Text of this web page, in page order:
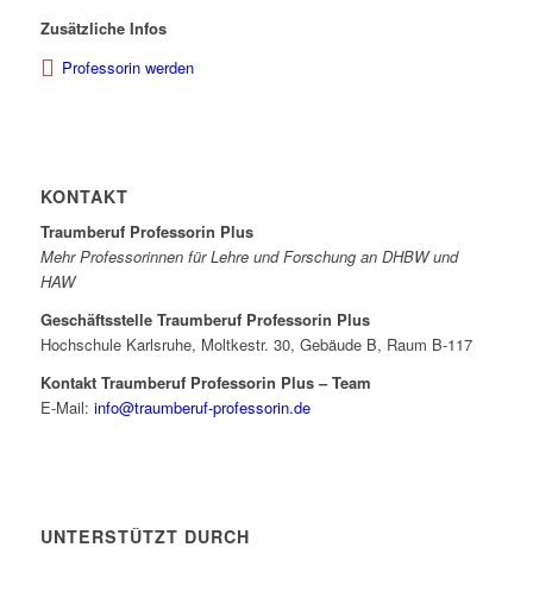
Zusätzliche Infos
Professorin werden
KONTAKT
Traumberuf Professorin Plus
Mehr Professorinnen für Lehre und Forschung an DHBW und
HAW
Geschäftsstelle Traumberuf Professorin Plus
Hochschule Karlsruhe, Moltkestr. 30, Gebäude B, Raum B-117
Kontakt Traumberuf Professorin Plus – Team
E-Mail: info@traumberuf-professorin.de
UNTERSTÜTZT DURCH